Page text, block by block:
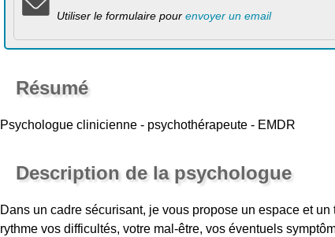
Utiliser le formulaire pourenvoyer un email
Résumé
Psychologue clinicienne - psychothérapeute - EMDR
Description de la psychologue
Dans un cadre sécurisant, je vous propose un espace et
rythme vos difficultés, votre mal-être, vos éventuels